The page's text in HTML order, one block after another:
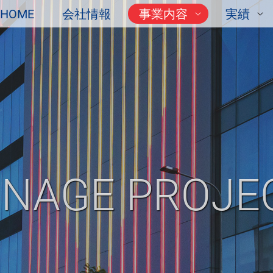
HOME 会社情報 事業内容 実績